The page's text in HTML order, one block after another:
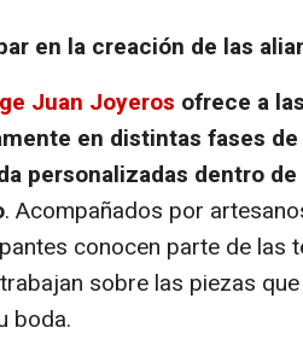
en la creación de las
Juan Joyeros ofrece a
en distintas fases de
personalizadas dentro de
. Acompañados por
conocen parte de las
sobre las piezas que
boda.